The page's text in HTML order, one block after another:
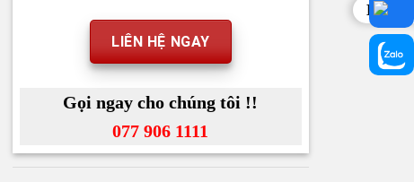
LIÊN HỆ NGAY
Gọi ngay cho chúng tôi !!
077 906 1111
Liên